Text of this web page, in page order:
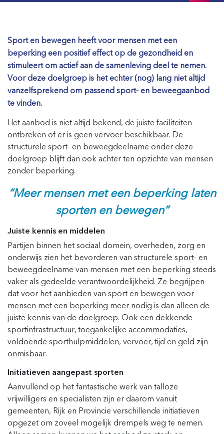
Sport en bewegen heeft voor mensen met een
beperking een positief effect op de gezondheid en
stimuleert om actief aan de samenleving deel te nemen.
Voor deze doelgroep is het echter (nog) lang niet altijd
vanzelfsprekend om passend sport- en beweegaanbod
te vinden.
Het aanbod is niet altijd bekend, de juiste faciliteiten
ontbreken of er is geen vervoer beschikbaar. De
structurele sport- en beweegdeelname onder deze
doelgroep blijft dan ook achter ten opzichte van mensen
zonder beperking.
“Meer mensen met een beperking laten
sporten en bewegen”
Juiste kennis en middelen
Partijen binnen het sociaal domein, overheden, zorg en
onderwijs zien het bevorderen van structurele sport- en
beweegdeelname van mensen met een beperking steeds
vaker als gedeelde verantwoordelijkheid. Ze begrijpen
dat voor het aanbieden van sport en bewegen voor
mensen met een beperking meer nodig is dan alleen de
juiste kennis van de doelgroep. Ook een dekkende
sportinfrastructuur, toegankelijke accommodaties,
voldoende sporthulpmiddelen, vervoer, tijd en geld zijn
onmisbaar.
Initiatieven aangepast sporten
Aanvullend op het fantastische werk van talloze
vrijwilligers en specialisten zijn er daarom vanuit
gemeenten, Rijk en Provincie verschillende initiatieven
opgezet om zoveel mogelijk drempels weg te nemen.